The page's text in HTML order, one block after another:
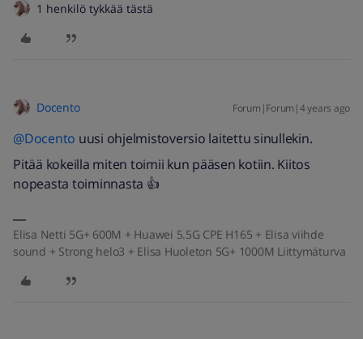
1 henkilö tykkää tästä
Docento Forum|Forum|4 years ago
@Docento uusi ohjelmistoversio laitettu sinullekin.
Pitää kokeilla miten toimii kun pääsen kotiin. Kiitos
nopeasta toiminnasta 👍
Elisa Netti 5G+ 600M + Huawei 5.5G CPE H165 + Elisa viihde
sound + Strong helo3 + Elisa Huoleton 5G+ 1000M Liittymäturva